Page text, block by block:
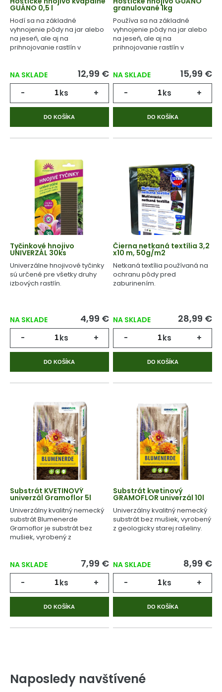
GUÁNO 0,5 l
Hodí sa na základné
vyhnojenie pôdy na jar alebo
na jeseň, ale aj na
prihnojovanie rastlín v
NA SKLADE 12,99 €
- ks +
DO KOŠÍKA
granulované 1kg
Používa sa na základné
vyhnojenie pôdy na jar alebo
na jeseň, ale aj na
prihnojovanie rastlín v
NA SKLADE 15,99 €
- ks +
DO KOŠÍKA
Tyčinkové hnojivo
UNIVERZÁL 30ks
Univerzálne hnojivové tyčinky
sú určené pre všetky druhy
izbových rastlín.
NA SKLADE 4,99 €
- ks +
DO KOŠÍKA
Čierna netkaná textília 3,2
x10 m, 50g/m2
Netkaná textília používaná na
ochranu pôdy pred
zaburinením.
NA SKLADE 28,99 €
- ks +
DO KOŠÍKA
Substrát KVETINOVÝ
univerzál Gramoflor 5l
Univerzálny kvalitný nemecký
substrát Blumenerde
Gramoflor je substrát bez
mušiek, vyrobený z
NA SKLADE 7,99 €
- ks +
DO KOŠÍKA
Substrát kvetinový
GRAMOFLOR univerzál 10l
Univerzálny kvalitný nemecký
substrát bez mušiek, vyrobený
z geologicky starej rašeliny.
NA SKLADE 8,99 €
- ks +
DO KOŠÍKA
Naposledy navštívené